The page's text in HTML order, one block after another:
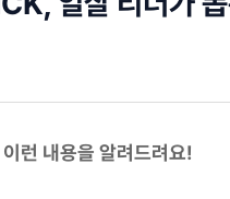
런 내용을 알려드려요!